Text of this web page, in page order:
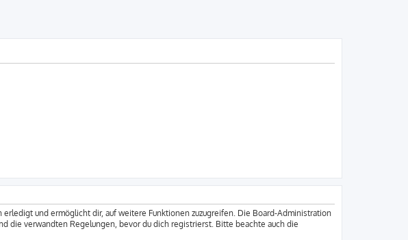
und ermöglicht dir, auf weitere Funktionen zuzugreifen. Die Board-Administration
die verwandten Regelungen, bevor du dich registrierst. Bitte beachte auch die